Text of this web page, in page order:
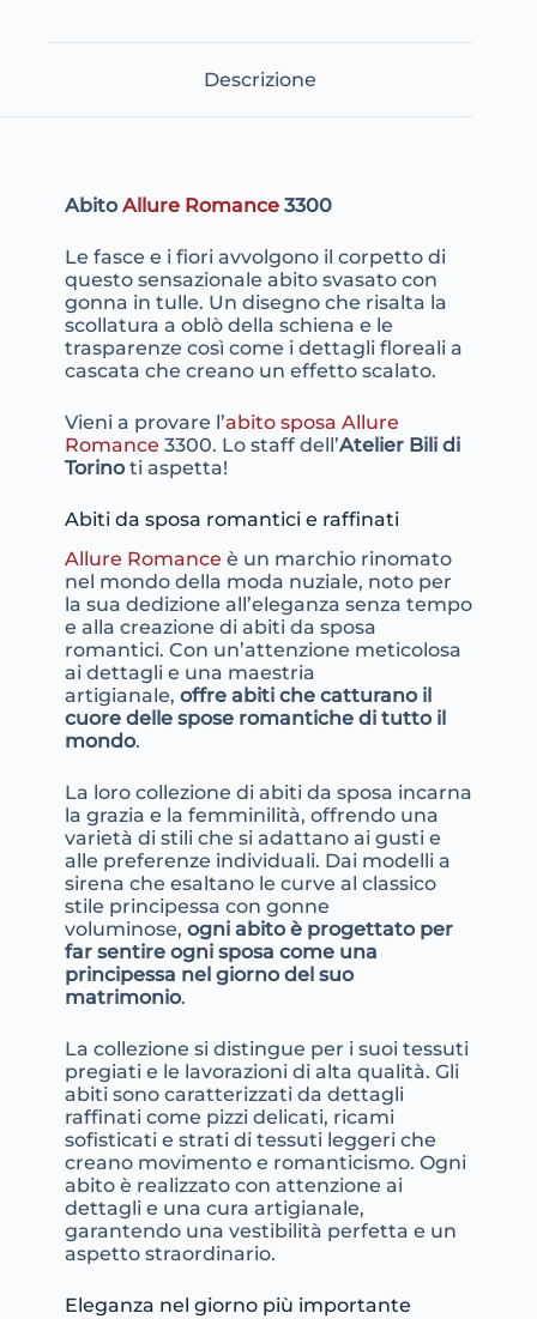
Descrizione
Abito Allure Romance3300
Le fasce e i fiori avvolgono il corpetto di
questo sensazionale abito svasato con
gonna in tulle. Un disegno che risalta la
scollatura a oblò della schiena e le
trasparenze così come i dettagli floreali a
cascata che creano un effetto scalato.
Vieni a provare l’abito sposa Allure
Romance 3300. Lo staff dell’Atelier Bili di
Torinoti aspetta!
Abiti da sposa romantici e raffinati
Allure Romance è un marchio rinomato
nel mondo della moda nuziale, noto per
la sua dedizione all’eleganza senza tempo
e alla creazione di abiti da sposa
romantici. Con un’attenzione meticolosa
ai dettagli e una maestria
artigianale, offre abiti che catturano il
cuore delle spose romantiche di tutto il
mondo.
La loro collezione di abiti da sposa incarna
la grazia e la femminilità, offrendo una
varietà di stili che si adattano ai gusti e
alle preferenze individuali. Dai modelli a
sirena che esaltano le curve al classico
stile principessa con gonne
voluminose, ogni abito è progettato per
far sentire ogni sposa come una
principessa nel giorno del suo
matrimonio.
La collezione si distingue per i suoi tessuti
pregiati e le lavorazioni di alta qualità. Gli
abiti sono caratterizzati da dettagli
raffinati come pizzi delicati, ricami
sofisticati e strati di tessuti leggeri che
creano movimento e romanticismo. Ogni
abito è realizzato con attenzione ai
dettagli e una cura artigianale,
garantendo una vestibilità perfetta e un
aspetto straordinario.
Eleganza nel giorno più importante